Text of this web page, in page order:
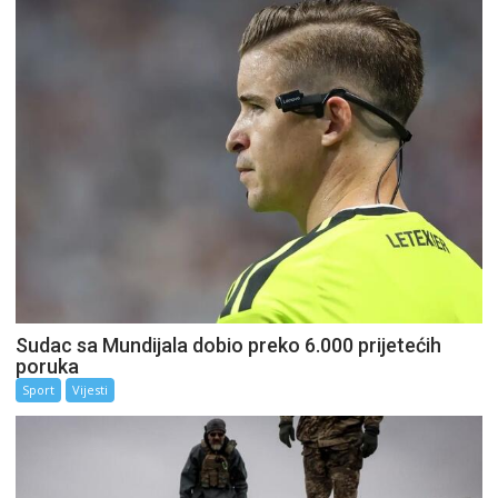
Sudac sa Mundijala dobio preko 6.000 prijetećih
poruka
Sport Vijesti